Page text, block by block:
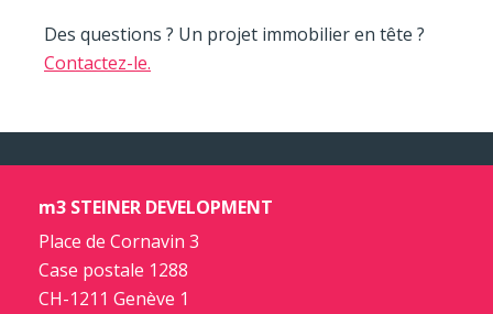
Des questions ? Un projet immobilier en tête ?
Contactez-le.
m3 STEINER DEVELOPMENT
Place de Cornavin 3
Case postale 1288
CH-1211 Genève 1